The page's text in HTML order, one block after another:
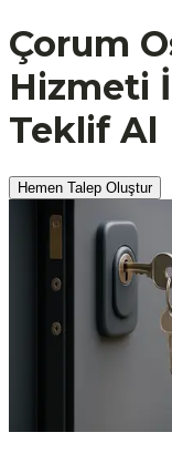
Çorum
Hizmeti
Teklif Al
Hemen Talep Oluştur